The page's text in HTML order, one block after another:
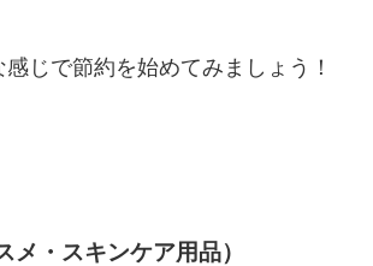
じで節約を始めてみましょう！
メ・スキンケア用品）